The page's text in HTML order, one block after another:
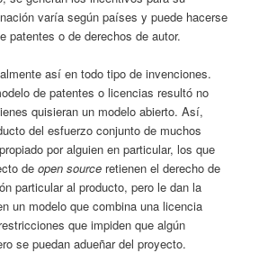
varía según países y puede hacerse
patentes o de derechos de autor.
así en todo tipo de invenciones.
de patentes o licencias resultó no
quisieran un modelo abierto. Así,
del esfuerzo conjunto de muchos
por alguien en particular, los que
deopen source retienen el derecho de
particular al producto, pero le dan la
un modelo que combina una licencia
que impiden que algún
se puedan adueñar del proyecto.